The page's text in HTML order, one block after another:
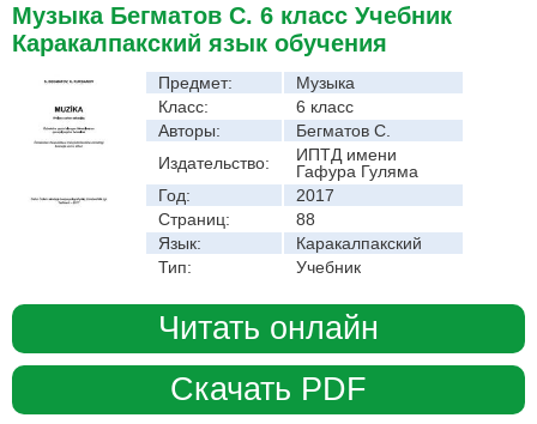
Музыка Бегматов С. 6 класс Учебник
Каракалпакский язык обучения
Предмет:
Музыка
Класс:
6 класс
Авторы:
Бегматов С.
Издательство:
ИПТД имени
Гафура Гуляма
Год:
2017
Страниц:
88
Язык:
Каракалпакский
Тип:
Учебник
Читать онлайн
Скачать PDF